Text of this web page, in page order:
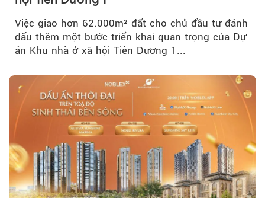
Việc giao hơn 62.000m² đất cho chủ đầu tư đánh
dấu thêm một bước triển khai quan trọng của Dự
án Khu nhà ở xã hội Tiên Dương 1...